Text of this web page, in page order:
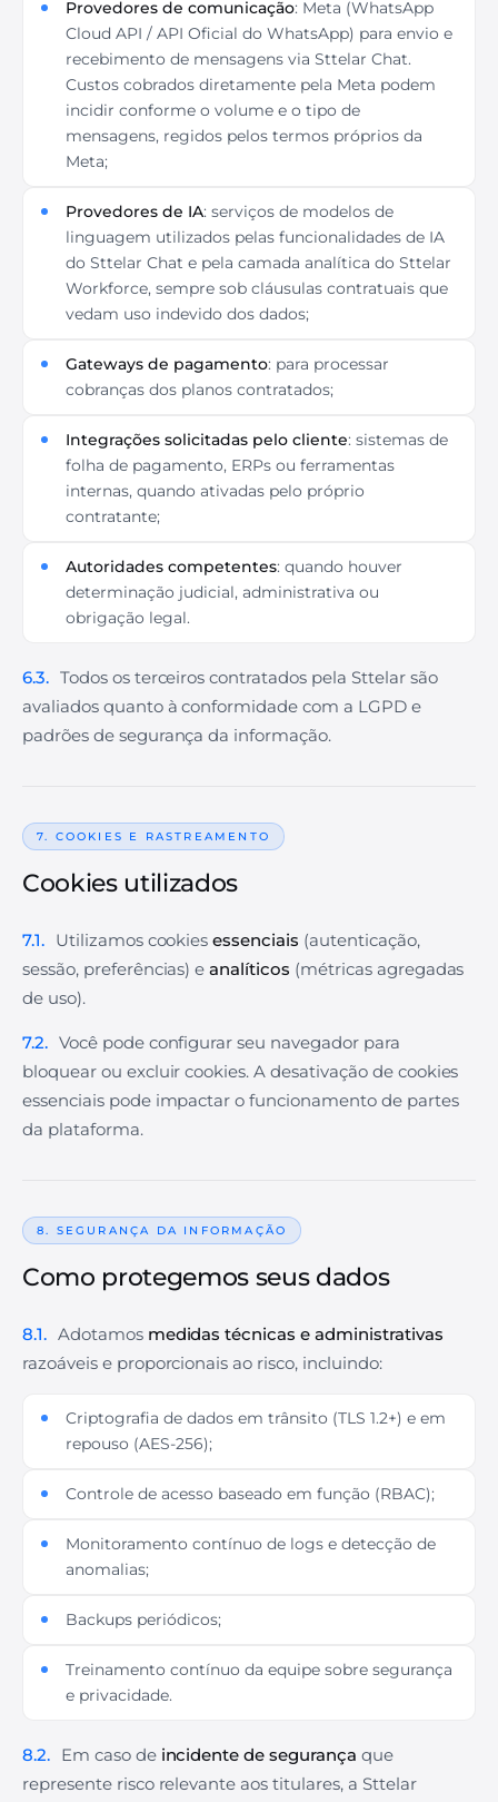
Provedores de comunicação: Meta (WhatsApp
Cloud API / API Oficial do WhatsApp) para envio e
recebimento de mensagens via Sttelar Chat.
Custos cobrados diretamente pela Meta podem
incidir conforme o volume e o tipo de
mensagens, regidos pelos termos próprios da
Meta;
Provedores de IA: serviços de modelos de
linguagem utilizados pelas funcionalidades de IA
do Sttelar Chat e pela camada analítica do Sttelar
Workforce, sempre sob cláusulas contratuais que
vedam uso indevido dos dados;
Gateways de pagamento: para processar
cobranças dos planos contratados;
Integrações solicitadas pelo cliente: sistemas de
folha de pagamento, ERPs ou ferramentas
internas, quando ativadas pelo próprio
contratante;
Autoridades competentes: quando houver
determinação judicial, administrativa ou
obrigação legal.
6.3. Todos os terceiros contratados pela Sttelar são
avaliados quanto à conformidade com a LGPD e
padrões de segurança da informação.
7. COOKIES E RASTREAMENTO
Cookies utilizados
7.1. Utilizamos cookiesessenciais (autenticação,
sessão, preferências) eanalíticos (métricas agregadas
de uso).
7.2. Você pode configurar seu navegador para
bloquear ou excluir cookies. A desativação de cookies
essenciais pode impactar o funcionamento de partes
da plataforma.
8. SEGURANÇA DA INFORMAÇÃO
Como protegemos seus dados
8.1. Adotamos medidas técnicas e administrativas
razoáveis e proporcionais ao risco, incluindo:
Criptografia de dados em trânsito (TLS 1.2+) e em
repouso (AES-256);
Controle de acesso baseado em função (RBAC);
Monitoramento contínuo de logs e detecção de
anomalias;
Backups periódicos;
Treinamento contínuo da equipe sobre segurança
e privacidade.
8.2. Em caso de incidente de segurança que
represente risco relevante aos titulares, a Sttelar